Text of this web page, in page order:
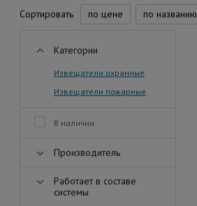
Сортировать по цене по названию
Категории
Извещатели охранные
Извещатели пожарные
В наличии
Производитель
Работает в составе
системы